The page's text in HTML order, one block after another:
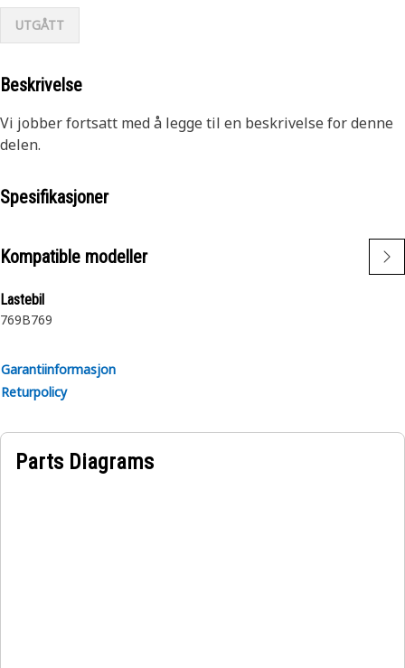
UTGÅTT
Beskrivelse
Vi jobber fortsatt med å legge til en beskrivelse for denne
delen.
Spesifikasjoner
Kompatible modeller
Lastebil
769B769
Garantiinformasjon
Returpolicy
Parts Diagrams